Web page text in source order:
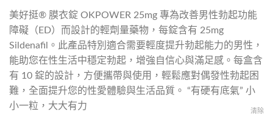
顧客進行評
分
美好挺® 膜衣錠 OKPOWER 25mg 專為改善男性勃起功能
障礙（ED）而設計的輕劑量藥物，每錠含有 25mg
Sildenafil。此產品特別適合需要輕度提升勃起能力的男性，
能助您在性生活中穩定勃起，增強自信心與滿足感。每盒含
有 10 錠的設計，方便攜帶與使用，輕鬆應對偶發性勃起困
難，全面提升您的性愛體驗與生活品質。 “有硬有底氣” 小
小一粒，大大有力
清除